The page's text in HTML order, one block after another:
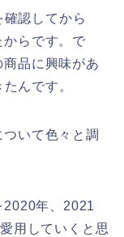
認してから
らです。で
品に興味があ
んです。
いて色々と調
年、2021
用していくと思